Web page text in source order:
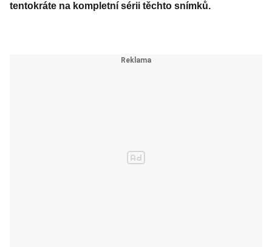
tentokráte na kompletní sérii těchto snímků.